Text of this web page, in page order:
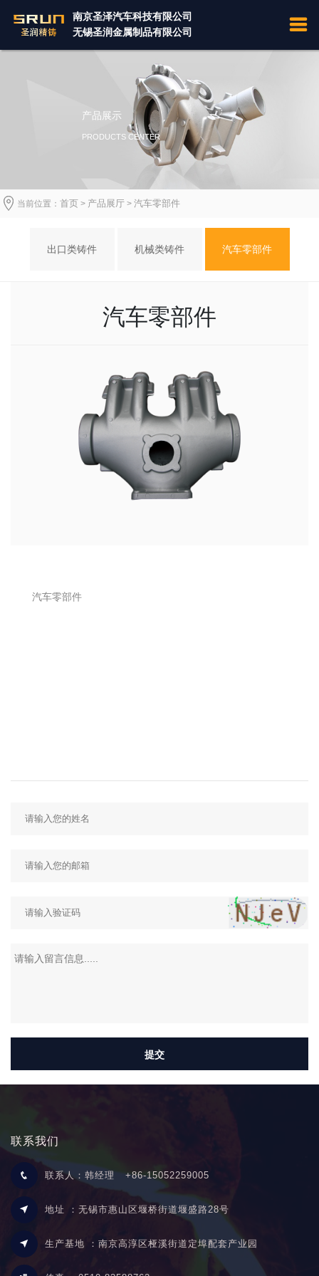
南京圣泽汽车科技有限公司
无锡圣润金属制品有限公司
产品展示
PRODUCTS CENTER
当前位置： 首页 > 产品展厅 > 汽车零部件
出口类铸件 机械类铸件 汽车零部件
汽车零部件
汽车零部件
联系我们
联系人：韩经理 +86-15052259005
地址 ：无锡市惠山区堰桥街道堰盛路28号
生产基地 ：南京高淳区桠溪街道定埠配套产业园